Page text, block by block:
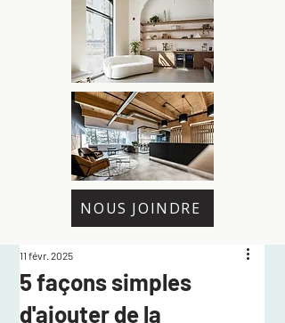
NOUS JOINDRE
5 façons simples
d'ajouter de la
11 févr. 2025